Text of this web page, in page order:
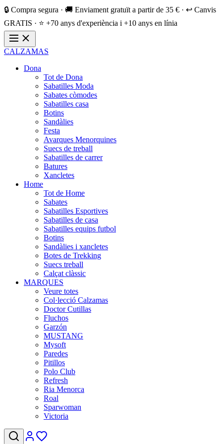
🔒 Compra segura · 🚚 Enviament gratuït a partir de 35 € · ↩️ Canvis
GRATIS · ⭐ +70 anys d'experiència i +10 anys en línia
CALZAMAS
Dona
Tot de Dona
Sabatilles Moda
Sabates còmodes
Sabatilles casa
Botins
Sandàlies
Festa
Avarques Menorquines
Suecs de treball
Sabatilles de carrer
Batures
Xancletes
Home
Tot de Home
Sabates
Sabatilles Esportives
Sabatilles de casa
Sabatilles equips futbol
Botins
Sandàlies i xancletes
Botes de Trekking
Suecs treball
Calçat clàssic
MARQUES
Veure totes
Col·lecció Calzamas
Doctor Cutillas
Fluchos
Garzón
MUSTANG
Mysoft
Paredes
Pitillos
Polo Club
Refresh
Ria Menorca
Roal
Sparwoman
Victoria